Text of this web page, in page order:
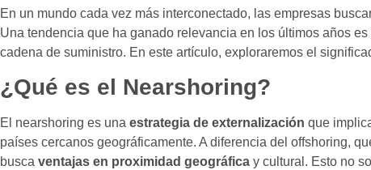
En un mundo cada vez más interconectado, las empresas
Una tendencia que ha ganado relevancia en los últimos años
cadena de suministro. En este artículo, exploraremos el
¿Qué es el Nearshoring?
El nearshoring es una estrategia de externalización que
países cercanos geográficamente. A diferencia del offshoring,
busca ventajas en proximidad geográfica y cultural. Esto no